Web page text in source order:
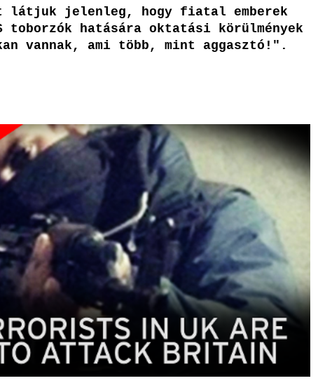
látjuk jelenleg, hogy fiatal emberek
toborzók hatására oktatási körülmények
vannak, ami több, mint aggasztó!".